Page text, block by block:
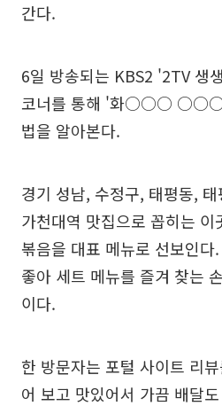
간다.
6일 방송되는 KBS2 '2TV 생
코너를 통해 '화○○○
법을 알아본다.
경기 성남, 수정구, 태평동,
가천대역 맛집으로 꼽히는 이
볶음을 대표 메뉴로 선보인
좋아 세트 메뉴를 즐겨 찾는
이다.
한 방문자는 포털 사이트 리
어 보고 맛있어서 가끔 배달